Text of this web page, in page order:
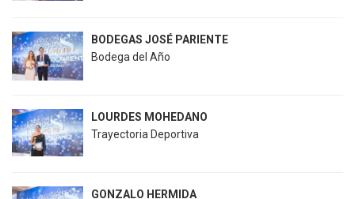
BODEGAS JOSÉ PARIENTE
Bodega del Año
LOURDES MOHEDANO
Trayectoria Deportiva
GONZALO HERMIDA